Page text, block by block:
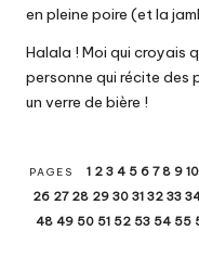
en pleine poire (et la
Halala ! Moi qui croyais
personne qui récite des
un verre de bière !
PAGES 1 2 3 4 5 6 7 8 9 10
26 27 28 29 30 31 32 33
48 49 50 51 52 53 54 55